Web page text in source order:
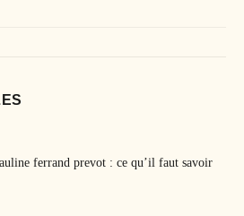
ferrand prevot : ce qu’il faut savoir